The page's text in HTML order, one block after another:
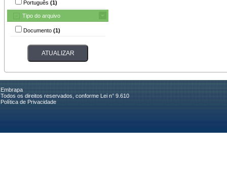
Português (1)
Tipo do arquivo
Documento (1)
Embrapa
Todos os direitos reservados, conforme Lei n° 9.610
Política de Privacidade